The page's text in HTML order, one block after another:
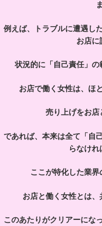
例えば、トラブルに遭遇し
お店に
状況的に「自己責任」の
お店で働く女性は、ほ
売り上げをお店
であれば、本来は全て「自
らなけれ
ここが特化した業界
お店と働く女性とは、
このあたりがクリアーにな